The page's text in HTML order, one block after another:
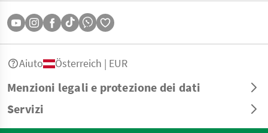
Menzioni legali e protezione dei dati
Servizi
Aiuto Österreich | EUR